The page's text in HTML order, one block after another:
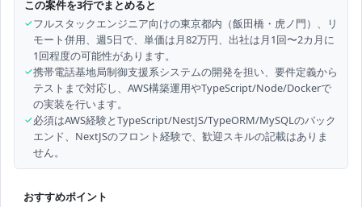
この案件を3行でまとめると
✓フルスタックエンジニア向けの東京都内（飯田橋・虎ノ門）、リ
モート併用、週5日で、単価は月82万円、出社は月1回〜2カ月に
1回程度の可能性があります。
✓携帯電話基地局制御支援系システムの開発を担い、要件定義から
テストまで対応し、AWS構築運用やTypeScript/Node/Dockerで
の実装を行います。
✓必須はAWS経験とTypeScript/NestJS/TypeORM/MySQLのバック
エンド、NextJSのフロント経験で、歓迎スキルの記載はありま
せん。
おすすめポイント